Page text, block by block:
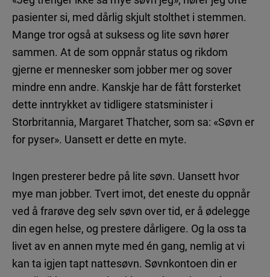
pasienter si, med dårlig skjult stolthet i stemmen.
Mange tror også at suksess og lite søvn hører
sammen. At de som oppnår status og rikdom
gjerne er mennesker som jobber mer og sover
mindre enn andre. Kanskje har de fått forsterket
dette inntrykket av tidligere statsminister i
Storbritannia, Margaret Thatcher, som sa: «Søvn er
for pyser». Uansett er dette en myte.
Ingen presterer bedre på lite søvn. Uansett hvor
mye man jobber. Tvert imot, det eneste du oppnår
ved å frarøve deg selv søvn over tid, er å ødelegge
din egen helse, og prestere dårligere. Og la oss ta
livet av en annen myte med én gang, nemlig at vi
kan ta igjen tapt nattesøvn. Søvnkontoen din er